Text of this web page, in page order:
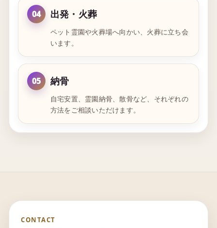
04 出発・火葬
ペット霊園や火葬場へ向かい、火葬に立ち会
います。
05 納骨
自宅安置、霊園納骨、散骨など、それぞれの
方法をご相談いただけます。
CONTACT